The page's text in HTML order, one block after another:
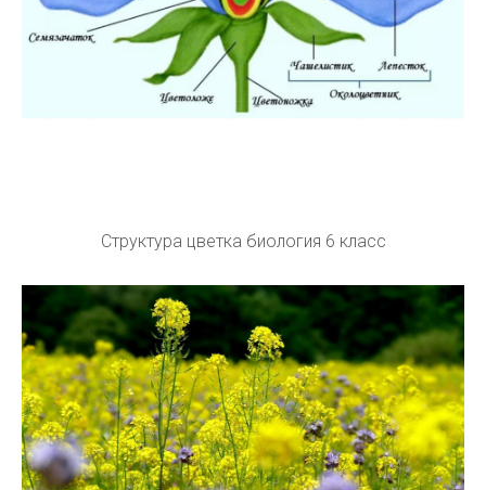
Структура цветка биология 6 класс